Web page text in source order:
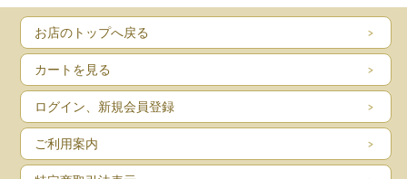
お店のトップへ戻る
カートを見る
ログイン、新規会員登録
ご利用案内